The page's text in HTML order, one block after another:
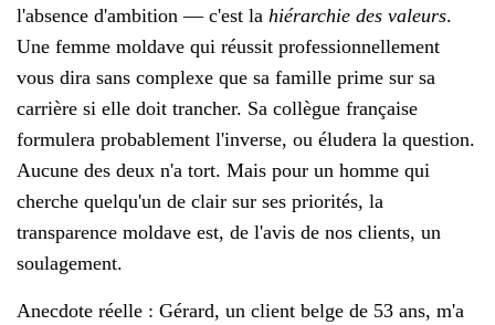
l'absence d'ambition — c'est la hiérarchie des valeurs.
Une femme moldave qui réussit professionnellement
vous dira sans complexe que sa famille prime sur sa
carrière si elle doit trancher. Sa collègue française
formulera probablement l'inverse, ou éludera la question.
Aucune des deux n'a tort. Mais pour un homme qui
cherche quelqu'un de clair sur ses priorités, la
transparence moldave est, de l'avis de nos clients, un
soulagement.
Anecdote réelle : Gérard, un client belge de 53 ans, m'a